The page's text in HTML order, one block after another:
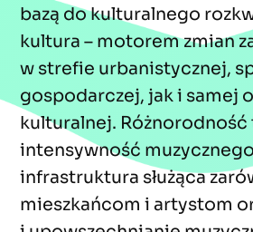
bazą do kulturalnego
kultura – motorem zmian
w strefie urbanistycznej,
gospodarczej, jak i samej
kulturalnej.
intensywność
infrastruktura służąca
mieszkańcom i artystom